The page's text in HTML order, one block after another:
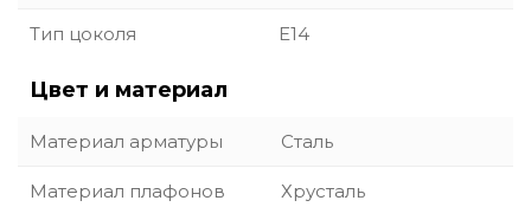
Тип цоколя E14
Цвет и материал
Материал арматуры Сталь
Материал плафонов Хрусталь